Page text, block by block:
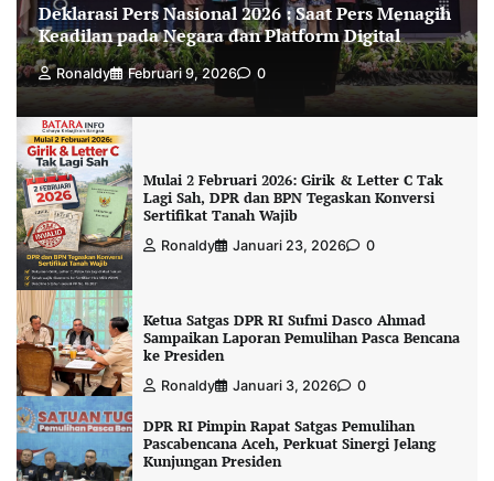
Deklarasi Pers Nasional 2026 : Saat Pers Menagih
Keadilan pada Negara dan Platform Digital
Ronaldy Februari 9, 2026 0
Mulai 2 Februari 2026: Girik & Letter C Tak
Lagi Sah, DPR dan BPN Tegaskan Konversi
Sertifikat Tanah Wajib
Ronaldy Januari 23, 2026 0
Ketua Satgas DPR RI Sufmi Dasco Ahmad
Sampaikan Laporan Pemulihan Pasca Bencana
ke Presiden
Ronaldy Januari 3, 2026 0
DPR RI Pimpin Rapat Satgas Pemulihan
Pascabencana Aceh, Perkuat Sinergi Jelang
Kunjungan Presiden